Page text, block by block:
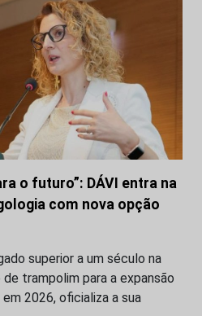
o futuro”: DÁVI entra na
com nova opção
superior a um século na
trampolim para a expansão
2026, oficializa a sua